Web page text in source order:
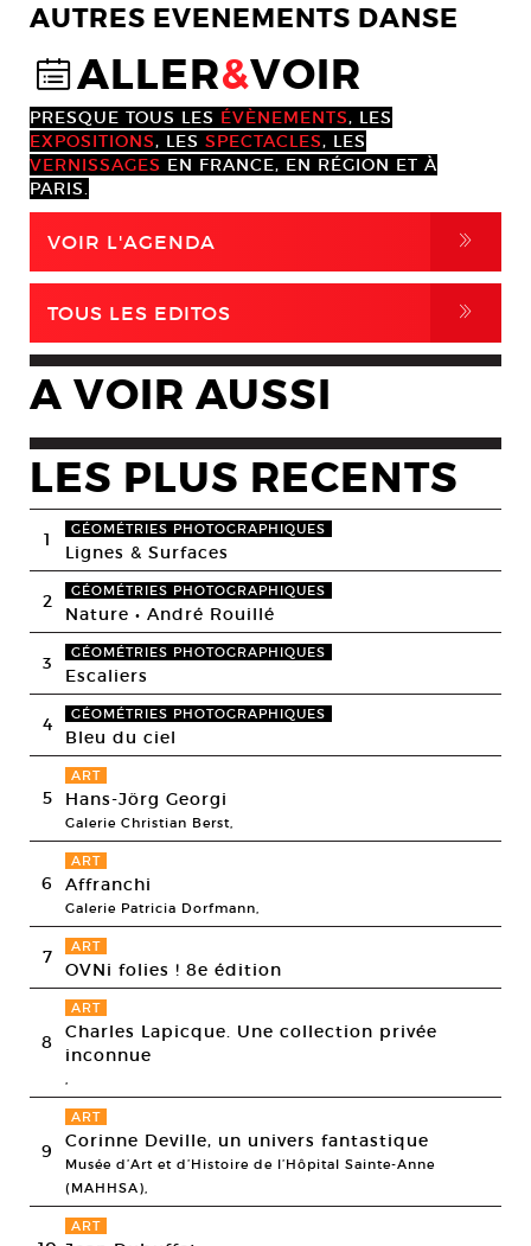
AUTRES EVENEMENTS DANSE
@ALLER&VOIR
PRESQUE TOUS LES ÉVÈNEMENTS, LES
EXPOSITIONS, LES SPECTACLES, LES
VERNISSAGES EN FRANCE, EN RÉGION ET À
PARIS.
VOIR L'AGENDA ,
TOUS LES EDITOS ,
A VOIR AUSSI
LES PLUS RECENTS
1 GÉOMÉTRIES PHOTOGRAPHIQUES
Lignes & Surfaces
2 GÉOMÉTRIES PHOTOGRAPHIQUES
Nature • André Rouillé
3 GÉOMÉTRIES PHOTOGRAPHIQUES
Escaliers
4 GÉOMÉTRIES PHOTOGRAPHIQUES
Bleu du ciel
5
ART
Hans-Jörg Georgi
Galerie Christian Berst,
6
ART
Affranchi
Galerie Patricia Dorfmann,
7 ART
OVNi folies ! 8e édition
8
ART
Charles Lapicque. Une collection privée
inconnue
,
9
ART
Corinne Deville, un univers fantastique
Musée d’Art et d’Histoire de l’Hôpital Sainte-Anne
(MAHHSA),
ART